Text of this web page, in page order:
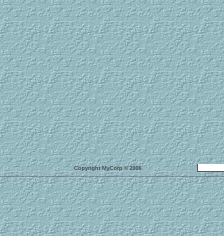
Copyright MyCorp © 2006